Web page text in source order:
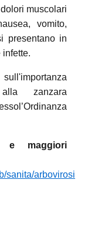
muscolari
vomito,
presentano in
infette.
zanzara
e maggiori
sanita/arbovirosi